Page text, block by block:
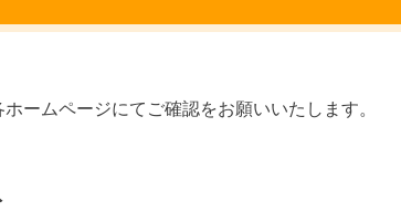
ームページにてご確認をお願いいたします。